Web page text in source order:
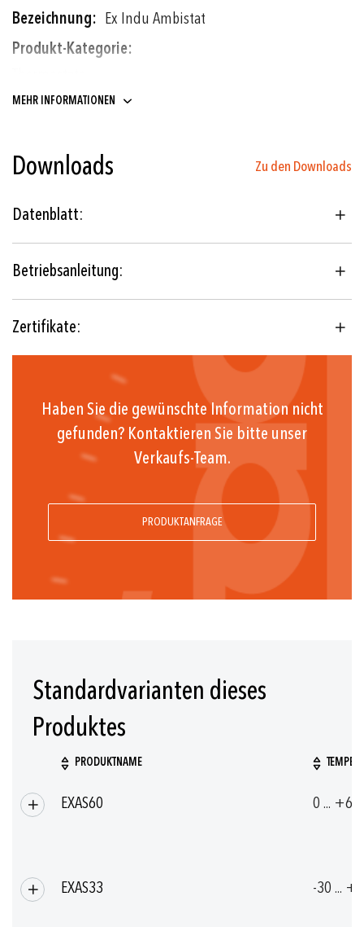
Ex Indu Ambistat
Ex Industrie-
MEHR INFORMATIONEN
Downloads Zu den Downloads
Datenblatt:
Betriebsanleitung:
Zertifikate:
Haben Sie die gewünschte Information nicht
gefunden? Kontaktieren Sie bitte unser
Verkaufs-Team.
PRODUKTANFRAGE
Standardvarianten dieses
Produktes
Produkte
PRODUKTNAME
EXAS60 0 ... +60
EXAS33 -30 ...